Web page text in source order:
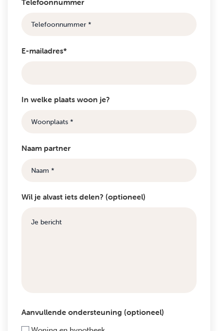
Telefoonnummer
E-mailadres*
In welke plaats woon je?
Naam partner
Wil je alvast iets delen? (optioneel)
Aanvullende ondersteuning (optioneel)